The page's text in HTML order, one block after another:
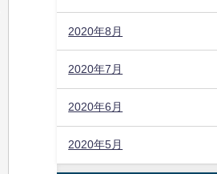
2020年8月
2020年7月
2020年6月
2020年5月